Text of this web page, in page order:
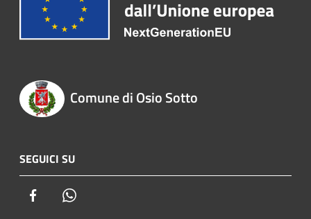
Comune di Osio Sotto
SEGUICI SU
Facebook